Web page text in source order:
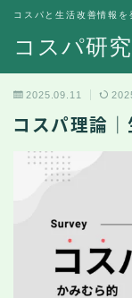
コスパ研
コスパと生活改善情報を
コスパ改善
食事と健康
体験談とか
2025.09.11
コスパ理論